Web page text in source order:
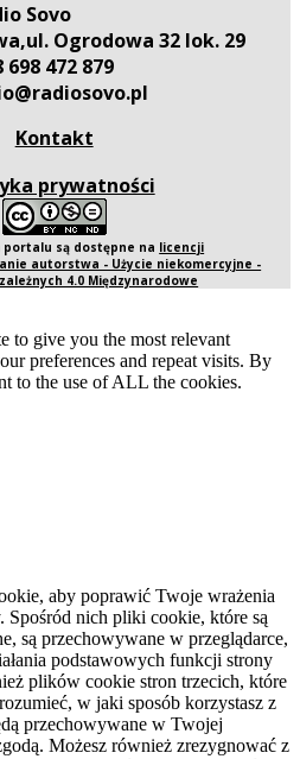
Sovo
Ogrodowa 32 lok. 29
698 472 879
Kontakt
prywatności
są dostępne na licencji
autorstwa - Użycie niekomercyjne -
4.0 Międzynarodowe
to give you the most relevant
preferences and repeat visits. By
to the use of ALL the cookies.
aby poprawić Twoje wrażenia
Spośród nich pliki cookie, które są
są przechowywane w przeglądarce,
podstawowych funkcji strony
plików cookie stron trzecich, które
w jaki sposób korzystasz z
przechowywane w Twojej
Możesz również zrezygnować z